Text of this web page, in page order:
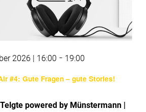
#4: Gute Fragen – gute Stories!
2026 | 16:00 - 19:00
Telgte powered by Münstermann |